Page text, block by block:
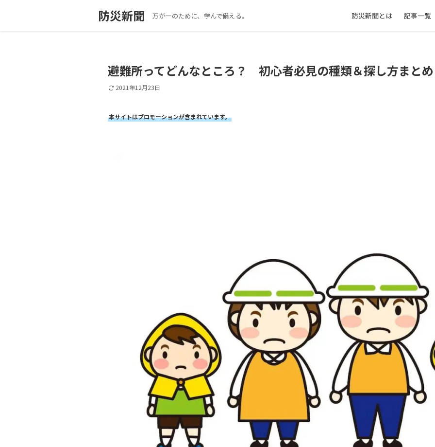
防災新聞 万が一のために、学んで備える。 防災新聞とは 記事一覧
避難所ってどんなところ？ 初心者必見の種類＆探し方まとめ
2021年12月23日
本サイトはプロモーションが含まれています。